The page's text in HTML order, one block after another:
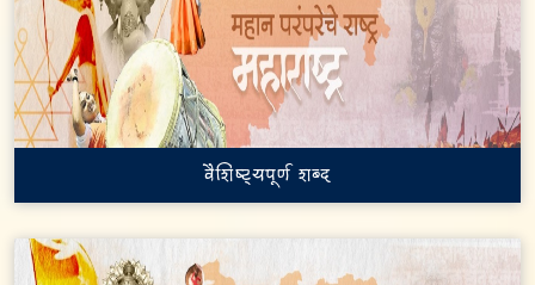
वैशिष्ट्यपूर्ण शब्द